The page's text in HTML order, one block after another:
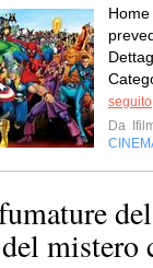
seguito
Da
mistero